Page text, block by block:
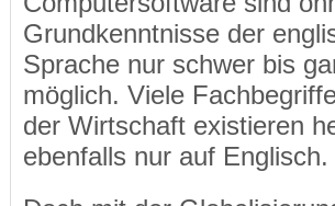
Grundkenntnisse der
Sprache nur schwer bis
möglich. Viele
der Wirtschaft existieren
ebenfalls nur auf Englisch.